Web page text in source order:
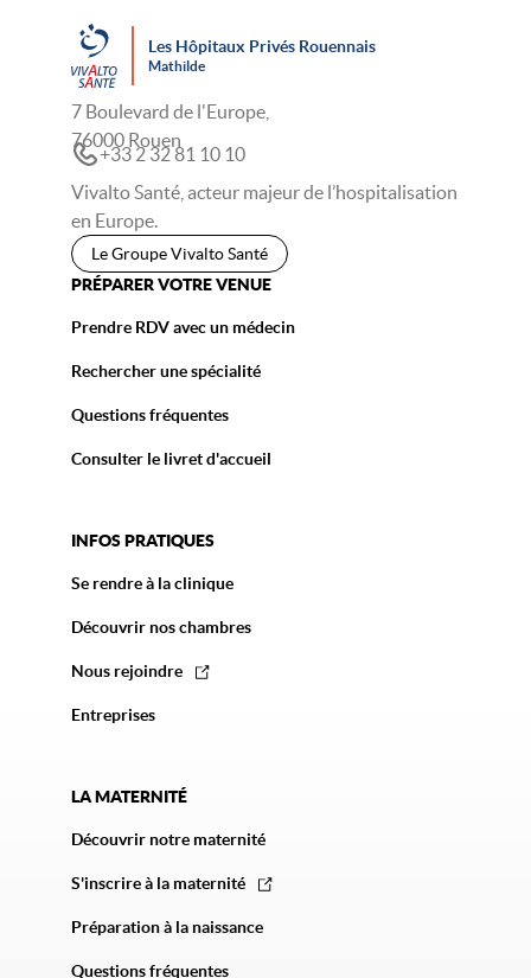
Les Hôpitaux Privés Rouennais
Mathilde
7 Boulevard de l'Europe,
76000 Rouen
+33 2 32 81 10 10
Vivalto Santé, acteur majeur de l’hospitalisation
en Europe.
Le Groupe Vivalto Santé
PRÉPARER VOTRE VENUE
Prendre RDV avec un médecin
Rechercher une spécialité
Questions fréquentes
Consulter le livret d'accueil
INFOS PRATIQUES
Se rendre à la clinique
Découvrir nos chambres
Nous rejoindre
Entreprises
LA MATERNITÉ
Découvrir notre maternité
S'inscrire à la maternité
Préparation à la naissance
Questions fréquentes